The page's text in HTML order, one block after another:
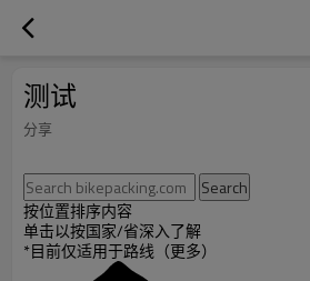
测试
分享
按位置排序内容
单击以按国家/省深入了解
*目前仅适用于路线（更多）